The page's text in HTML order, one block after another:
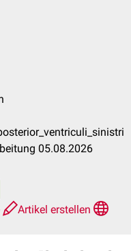
05.08.2026
Artikel erstellen